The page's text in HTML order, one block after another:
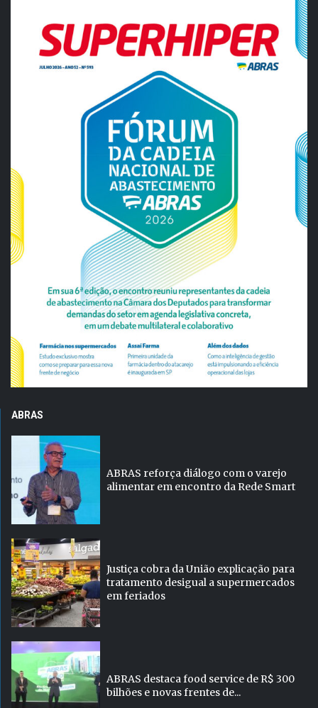
ABRAS
ABRAS reforça diálogo com o varejo
alimentar em encontro da Rede Smart
Justiça cobra da União explicação para
tratamento desigual a supermercados
em feriados
ABRAS destaca food service de R$ 300
bilhões e novas frentes de...